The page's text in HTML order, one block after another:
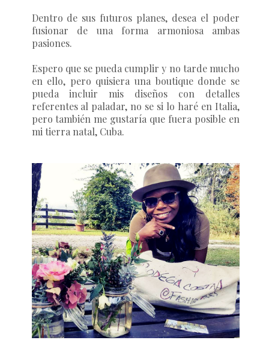
Dentro de sus futuros planes, desea el poder
fusionar de una forma armoniosa ambas
pasiones.
Espero que se pueda cumplir y no tarde mucho
en ello, pero quisiera una boutique donde se
pueda incluir mis diseños con detalles
referentes al paladar, no se si lo haré en Italia,
pero también me gustaría que fuera posible en
mi tierra natal, Cuba.